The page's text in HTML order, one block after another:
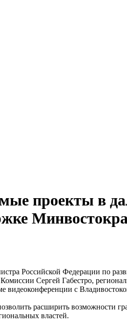
проекты в
Российской Федерации по
Комиссии Сергей Габестро,
видеоконференции с
расширить возможности
властей.